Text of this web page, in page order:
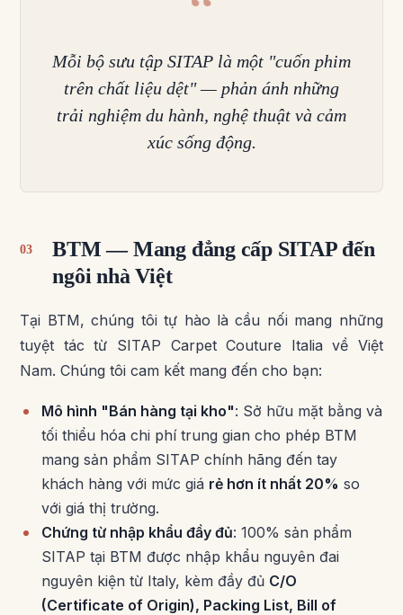
Mỗi bộ sưu tập SITAP là một "cuốn phim
trên chất liệu dệt" — phản ánh những
trải nghiệm du hành, nghệ thuật và cảm
xúc sống động.
03
BTM — Mang đẳng cấp SITAP đến
ngôi nhà Việt
Tại BTM, chúng tôi tự hào là cầu nối mang những
tuyệt tác từ SITAP Carpet Couture Italia về Việt
Nam. Chúng tôi cam kết mang đến cho bạn:
Mô hình "Bán hàng tại kho": Sở hữu mặt bằng và
tối thiểu hóa chi phí trung gian cho phép BTM
mang sản phẩm SITAP chính hãng đến tay
khách hàng với mức giá rẻ hơn ít nhất 20% so
với giá thị trường.
Chứng từ nhập khẩu đầy đủ: 100% sản phẩm
SITAP tại BTM được nhập khẩu nguyên đai
nguyên kiện từ Italy, kèm đầy đủ C/O
(Certificate of Origin), Packing List, Bill of